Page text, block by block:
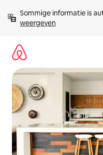
direct
naar
Sommige informatie is
weergeven